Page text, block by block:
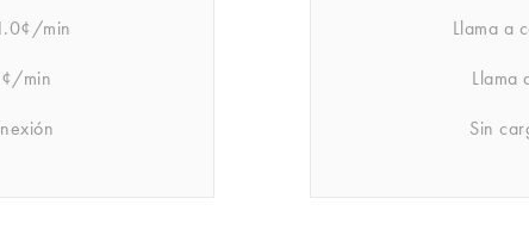
min
min
Llama a
Llama
Sin